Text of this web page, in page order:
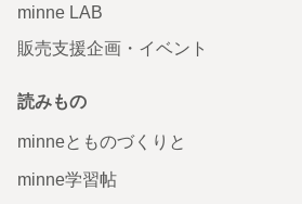
minne LAB
販売支援企画・イベント
読みもの
minneとものづくりと
minne学習帖